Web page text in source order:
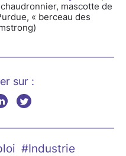
mascotte de
« berceau des
sur :
#Industrie